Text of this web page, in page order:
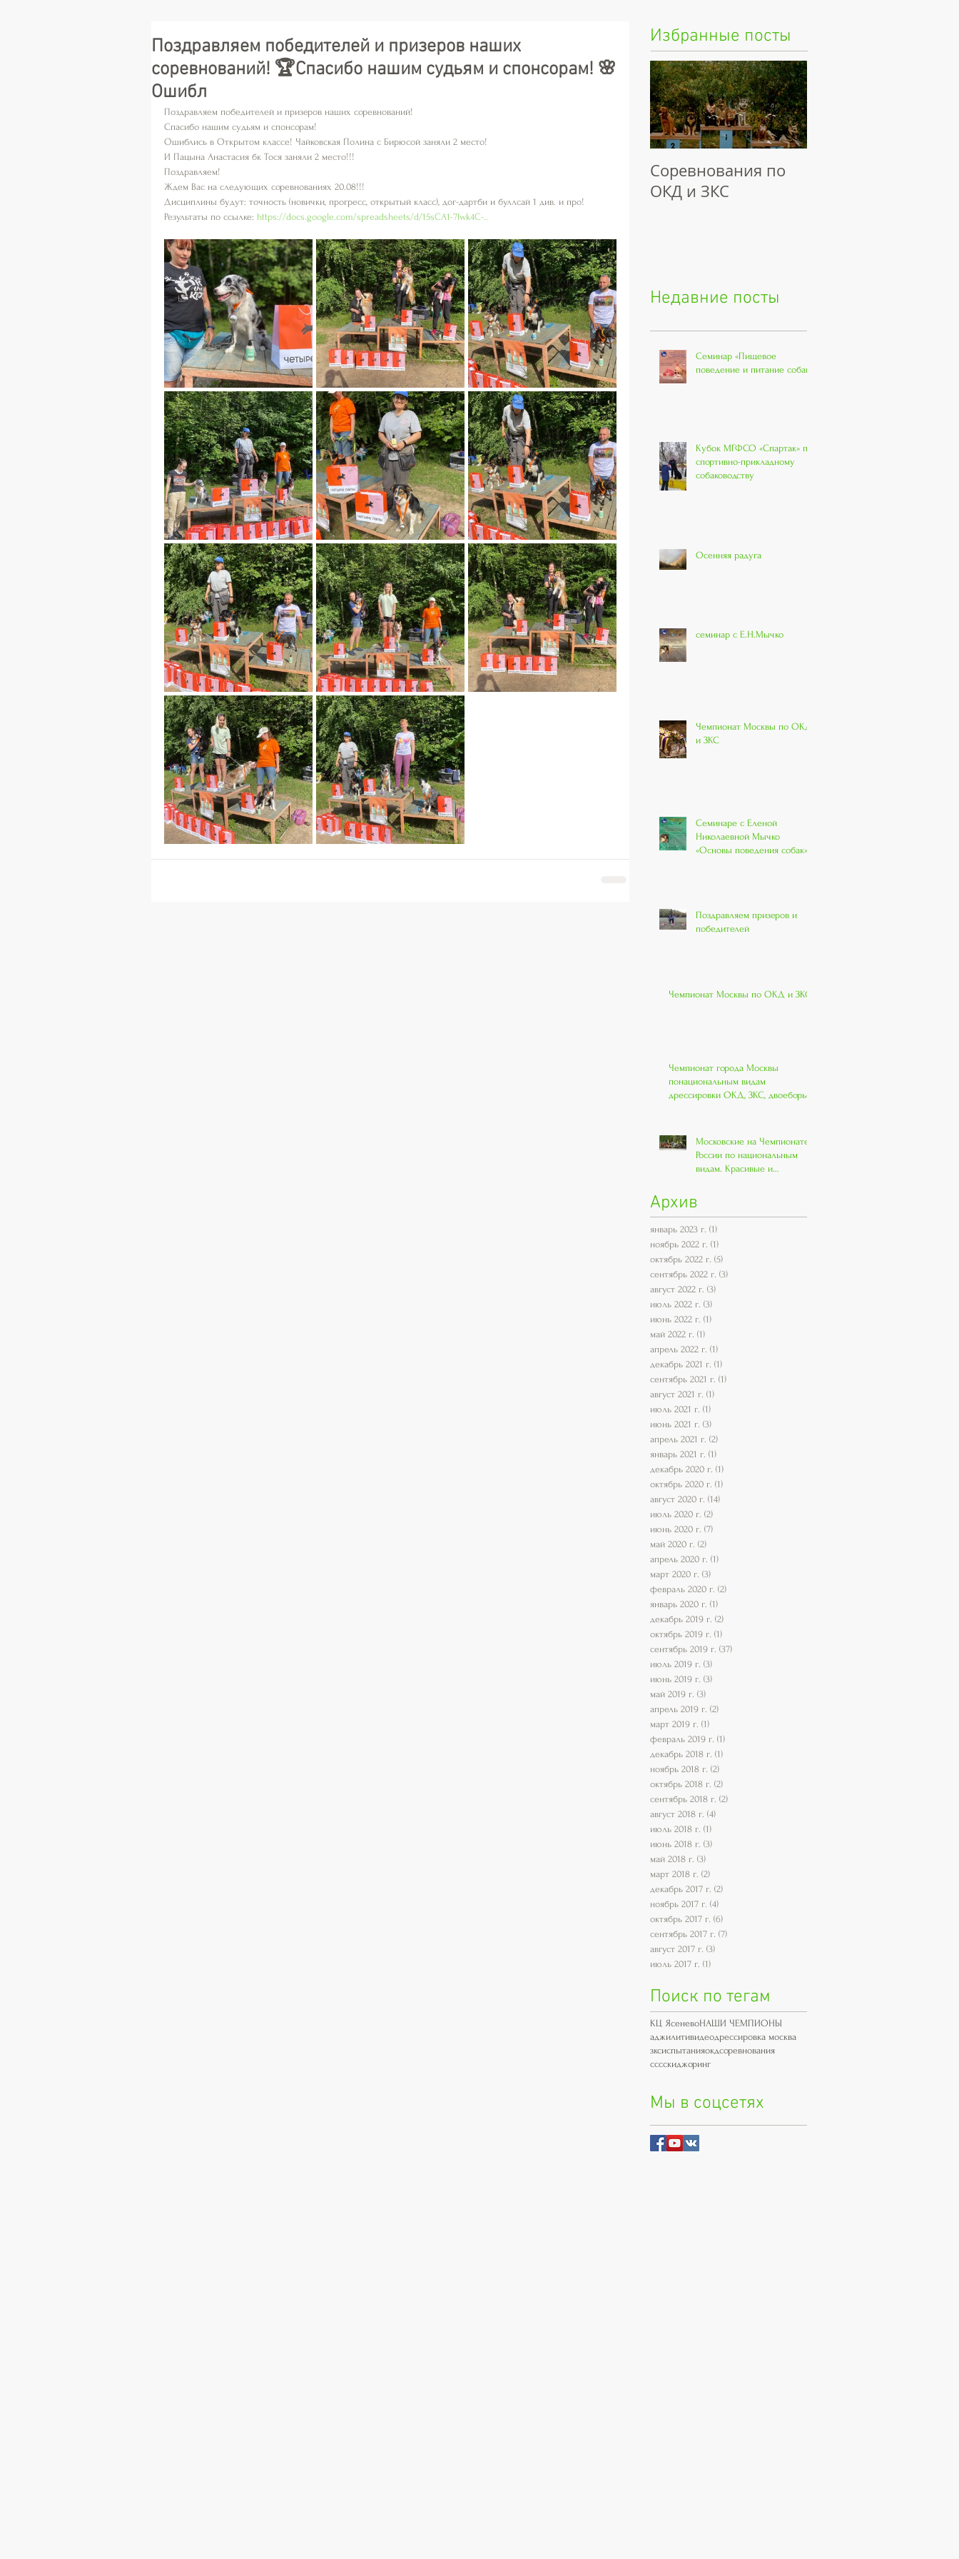
Поздравляем победителей и призеров наших
соревнований! 🏆Спасибо нашим судьям и спонсорам! 🌸
Ошибл
Поздравляем победителей и призеров наших соревнований!
Спасибо нашим судьям и спонсорам!
Ошиблись в Открытом классе! Чайковская Полина с Бирюсой заняли 2 место!
И Пацына Анастасия бк Тося заняли 2 место!!!
Поздравляем!
Ждем Вас на следующих соревнованиях 20.08!!!
Дисциплины будут: точность (новички, прогресс, открытый класс), дог-дартби и буллсай 1 див. и про!
Результаты по ссылке: https://docs.google.com/spreadsheets/d/15sCA1-7lwk4C-..
Избранные посты
Соревнования по
ОКД и ЗКС
Недавние посты
Семинар «Пищевое
поведение и питание собак»
Кубок МГФСО «Спартак» по
спортивно-прикладному
собаководству
Осенняя радуга
семинар с Е.Н.Мычко
Чемпионат Москвы по ОКД
и ЗКС
Семинаре с Еленой
Николаевной Мычко
«Основы поведения собак»
Поздравляем призеров и
победителей
Чемпионат Москвы по ОКД и ЗКС
Чемпионат города Москвы
понациональным видам
дрессировки ОКД, ЗКС, двоеборье.
Московские на Чемпионате
России по национальным
видам. Красивые и
Архив
январь 2023 г. (1)
ноябрь 2022 г. (1)
октябрь 2022 г. (5)
сентябрь 2022 г. (3)
август 2022 г. (3)
июль 2022 г. (3)
июнь 2022 г. (1)
май 2022 г. (1)
апрель 2022 г. (1)
декабрь 2021 г. (1)
сентябрь 2021 г. (1)
август 2021 г. (1)
июль 2021 г. (1)
июнь 2021 г. (3)
апрель 2021 г. (2)
январь 2021 г. (1)
декабрь 2020 г. (1)
октябрь 2020 г. (1)
август 2020 г. (14)
июль 2020 г. (2)
июнь 2020 г. (7)
май 2020 г. (2)
апрель 2020 г. (1)
март 2020 г. (3)
февраль 2020 г. (2)
январь 2020 г. (1)
декабрь 2019 г. (2)
октябрь 2019 г. (1)
сентябрь 2019 г. (37)
июль 2019 г. (3)
июнь 2019 г. (3)
май 2019 г. (3)
апрель 2019 г. (2)
март 2019 г. (1)
февраль 2019 г. (1)
декабрь 2018 г. (1)
ноябрь 2018 г. (2)
октябрь 2018 г. (2)
сентябрь 2018 г. (2)
август 2018 г. (4)
июль 2018 г. (1)
июнь 2018 г. (3)
май 2018 г. (3)
март 2018 г. (2)
декабрь 2017 г. (2)
ноябрь 2017 г. (4)
октябрь 2017 г. (6)
сентябрь 2017 г. (7)
август 2017 г. (3)
июль 2017 г. (1)
Поиск по тегам
КЦ ЯсеневоНАШИ ЧЕМПИОНЫ
аджилитивидеодрессировка москва
зксиспытанияокдсоревнования
сссскиджоринг
Мы в соцсетях